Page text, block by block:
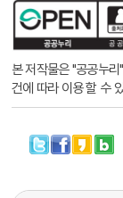
본 저작물은 "공공누리"
건에 따라 이용 할 수